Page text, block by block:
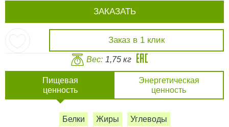
Заказ в 1 клик
ЗАКАЗАТЬ
Вес: 1,75 кг
Пищевая
ценность
Энергетическая
ценность
Белки
Жиры
Углеводы